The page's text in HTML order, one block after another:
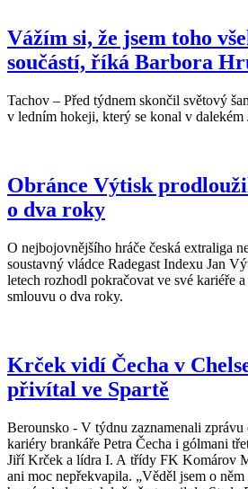
Vážím si, že jsem toho
součástí, říká Barbora
Tachov – Před týdnem skončil světový
v ledním hokeji, který se konal v dalekém
Obránce Výtisk
o dva roky
O nejbojovnějšího hráče česká extraliga
soustavný vládce Radegast Indexu Jan
letech rozhodl pokračovat ve své kariéře
smlouvu o dva roky.
Krček vidí Čecha v
přivítal ve Spartě
Berounsko - V týdnu zaznamenali
kariéry brankáře Petra Čecha i gólmani
Jiří Krček a lídra I. A třídy FK Komárov
ani moc nepřekvapila. „Věděl jsem o něm